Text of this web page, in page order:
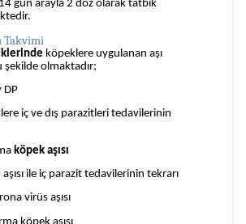
14 gün arayla 2 doz olarak tatbik
Takvimi
köpeklere uygulanan aşı
şekilde olmaktadır;
DP
iç ve dış parazitleri tedavilerinin
köpek aşısı
ile iç parazit tedavilerinin tekrarı
virüs aşısı